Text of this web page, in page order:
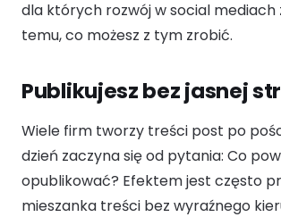
dla których rozwój w social mediach
temu, co możesz z tym zrobić.
Publikujesz bez jasnej
Wiele firm tworzy treści post po
dzień zaczyna się od pytania: Co
opublikować? Efektem jest często
mieszanka treści bez wyraźnego